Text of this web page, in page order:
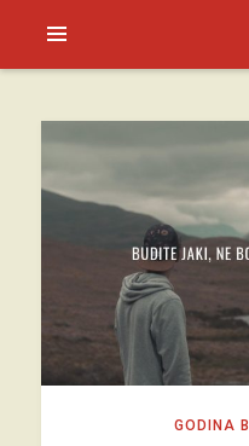
SAGUD.XYZ
GODINA B